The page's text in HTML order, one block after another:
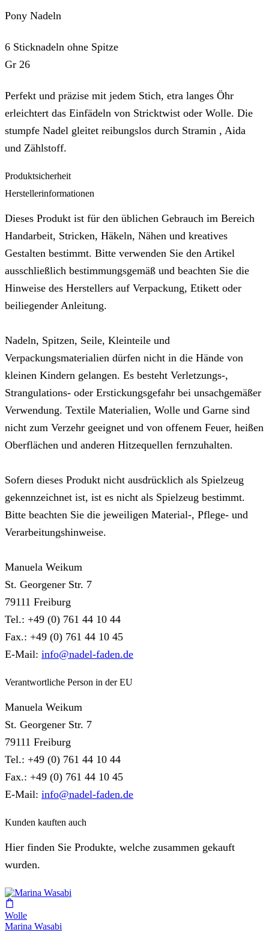
Pony Nadeln
6 Sticknadeln ohne Spitze
Gr 26
Perfekt und präzise mit jedem Stich, etra langes Öhr
erleichtert das Einfädeln von Stricktwist oder Wolle. Die
stumpfe Nadel gleitet reibungslos durch Stramin , Aida
und Zählstoff.
Produktsicherheit
Herstellerinformationen
Dieses Produkt ist für den üblichen Gebrauch im Bereich
Handarbeit, Stricken, Häkeln, Nähen und kreatives
Gestalten bestimmt. Bitte verwenden Sie den Artikel
ausschließlich bestimmungsgemäß und beachten Sie die
Hinweise des Herstellers auf Verpackung, Etikett oder
beiliegender Anleitung.
Nadeln, Spitzen, Seile, Kleinteile und
Verpackungsmaterialien dürfen nicht in die Hände von
kleinen Kindern gelangen. Es besteht Verletzungs-,
Strangulations- oder Erstickungsgefahr bei unsachgemäßer
Verwendung. Textile Materialien, Wolle und Garne sind
nicht zum Verzehr geeignet und von offenem Feuer, heißen
Oberflächen und anderen Hitzequellen fernzuhalten.
Sofern dieses Produkt nicht ausdrücklich als Spielzeug
gekennzeichnet ist, ist es nicht als Spielzeug bestimmt.
Bitte beachten Sie die jeweiligen Material-, Pflege- und
Verarbeitungshinweise.
Manuela Weikum
St. Georgener Str. 7
79111 Freiburg
Tel.: +49 (0) 761 44 10 44
Fax.: +49 (0) 761 44 10 45
E-Mail: info@nadel-faden.de
Verantwortliche Person in der EU
Manuela Weikum
St. Georgener Str. 7
79111 Freiburg
Tel.: +49 (0) 761 44 10 44
Fax.: +49 (0) 761 44 10 45
E-Mail: info@nadel-faden.de
Kunden kauften auch
Hier finden Sie Produkte, welche zusammen gekauft
wurden.
Wolle
Marina Wasabi